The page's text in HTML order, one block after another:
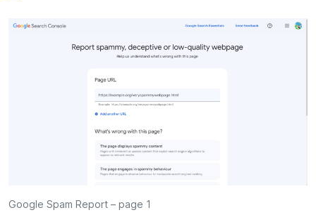
Google Spam Report – page 1